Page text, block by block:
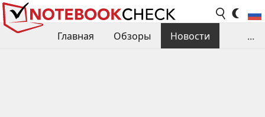
Главная Обзоры
Новости
...